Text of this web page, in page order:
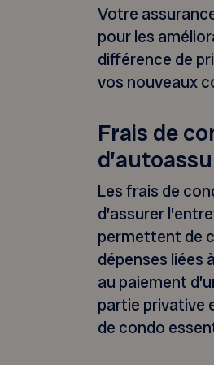
Votre
pour les
différence de
vos nouveaux
Frais de
Les frais de
d’assurer
permettent de
dépenses liées
au paiement
partie privative
de condo